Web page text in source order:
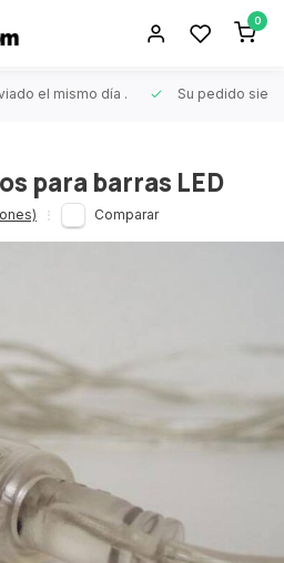
0
el mismo día . Su pedido
para barras LED
Comparar